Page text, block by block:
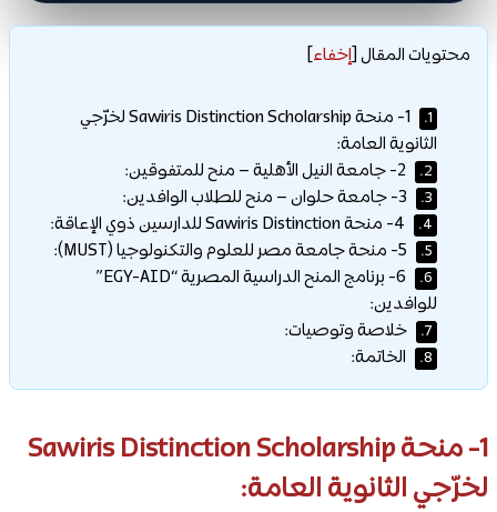
محتويات المقال[إخفاء]
1.
1- منحة Sawiris Distinction Scholarship لخرّجي
الثانوية العامة:
2.
3.
4.
5.
6.
6- برنامج المنح الدراسية المصرية “EGY-AID”
للوافدين:
7. خلاصة وتوصيات:
8. الخاتمة:
1- منحة Sawiris Distinction Scholarship
لخرّجي الثانوية العامة: